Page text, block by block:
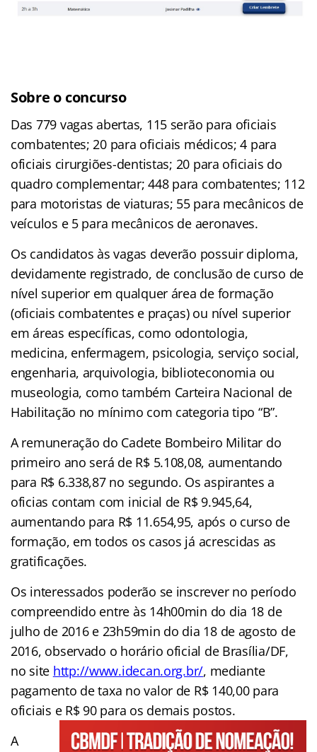
Sobre o concurso
Das 779 vagas abertas, 115 serão para oficiais
combatentes; 20 para oficiais médicos; 4 para
oficiais cirurgiões-dentistas; 20 para oficiais do
quadro complementar; 448 para combatentes; 112
para motoristas de viaturas; 55 para mecânicos de
veículos e 5 para mecânicos de aeronaves.
Os candidatos às vagas deverão possuir diploma,
devidamente registrado, de conclusão de curso de
nível superior em qualquer área de formação
(oficiais combatentes e praças) ou nível superior
em áreas específicas, como odontologia,
medicina, enfermagem, psicologia, serviço social,
engenharia, arquivologia, biblioteconomia ou
museologia, como também Carteira Nacional de
Habilitação no mínimo com categoria tipo “B”.
A remuneração do Cadete Bombeiro Militar do
primeiro ano será de R$ 5.108,08, aumentando
para R$ 6.338,87 no segundo. Os aspirantes a
oficias contam com inicial de R$ 9.945,64,
aumentando para R$ 11.654,95, após o curso de
formação, em todos os casos já acrescidas as
gratificações.
Os interessados poderão se inscrever no período
compreendido entre às 14h00min do dia 18 de
julho de 2016 e 23h59min do dia 18 de agosto de
2016, observado o horário oficial de Brasília/DF,
no site http://www.idecan.org.br/, mediante
pagamento de taxa no valor de R$ 140,00 para
oficiais e R$ 90 para os demais postos.
A